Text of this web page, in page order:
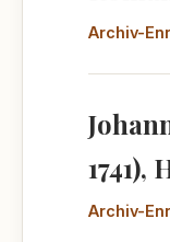
Archiv-
Archiv-